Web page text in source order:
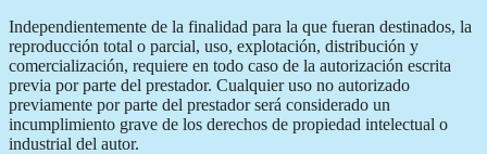
Independientemente de la finalidad para la que fueran destinados, la
reproducción total o parcial, uso, explotación, distribución y
comercialización, requiere en todo caso de la autorización escrita
previa por parte del prestador. Cualquier uso no autorizado
previamente por parte del prestador será considerado un
incumplimiento grave de los derechos de propiedad intelectual o
industrial del autor.